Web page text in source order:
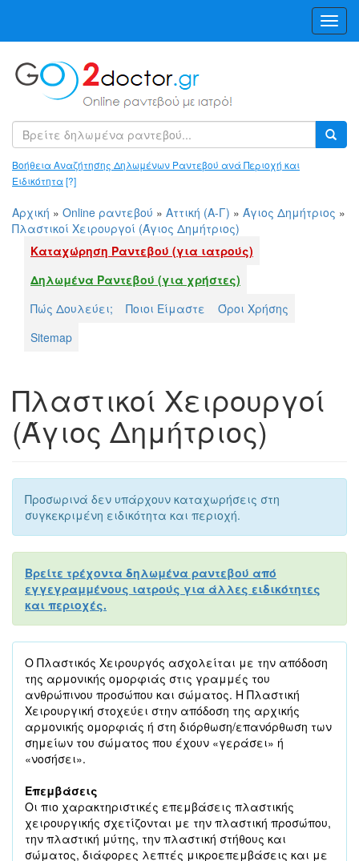
Βοήθεια Αναζήτησης Δηλωμένων Ραντεβού ανά Περιοχή και
Ειδικότητα[?]
Αρχική » Online ραντεβού » Αττική (Α-Γ) » Άγιος Δημήτριος »
Πλαστικοί Χειρουργοί (Άγιος Δημήτριος)
Καταχώρηση Ραντεβού (για ιατρούς)
Δηλωμένα Ραντεβού (για χρήστες)
Πώς Δουλεύει;
Ποιοι Είμαστε
Όροι Χρήσης
Sitemap
Πλαστικοί Χειρουργοί
(Άγιος Δημήτριος)
Προσωρινά δεν υπάρχουν καταχωρήσεις στη
συγκεκριμένη ειδικότητα και περιοχή.
Βρείτε τρέχοντα δηλωμένα ραντεβού από
εγγεγραμμένους ιατρούς για άλλες ειδικότητες
και περιοχές.
Ο Πλαστικός Χειρουργός ασχολείται με την απόδοση
της αρμονικής ομορφιάς στις γραμμές του
ανθρώπινου προσώπου και σώματος. Η Πλαστική
Χειρουργική στοχεύει στην απόδοση της αρχικής
αρμονικής ομορφιάς ή στη διόρθωση/επανόρθωση των
σημείων του σώματος που έχουν «γεράσει» ή
«νοσήσει».
Επεμβάσεις
Οι πιο χαρακτηριστικές επεμβάσεις πλαστικής
χειρουργικής σχετίζονται με την πλαστική προσώπου,
την πλαστική μύτης, την πλαστική στήθους και
σώματος, διάφορες λεπτές μικροεπεμβάσεις και με